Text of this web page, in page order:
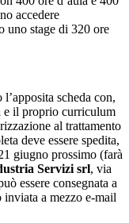
accedere
uno stage di 320 ore
scheda con,
e il proprio curriculum
al trattamento
deve essere spedita,
giugno prossimo (farà
Servizi srl, via
essere consegnata a
a mezzo e-mail